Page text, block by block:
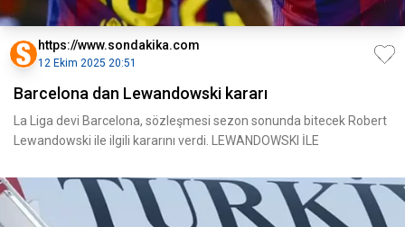
https://www.sondakika.com
12 Ekim 2025 20:51
Barcelona dan Lewandowski kararı
La Liga devi Barcelona, sözleşmesi sezon sonunda bitecek Robert
Lewandowski ile ilgili kararını verdi. LEWANDOWSKI İLE